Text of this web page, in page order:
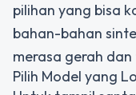
pilihan yang bisa
bahan-bahan
merasa gerah
Pilih Model yang